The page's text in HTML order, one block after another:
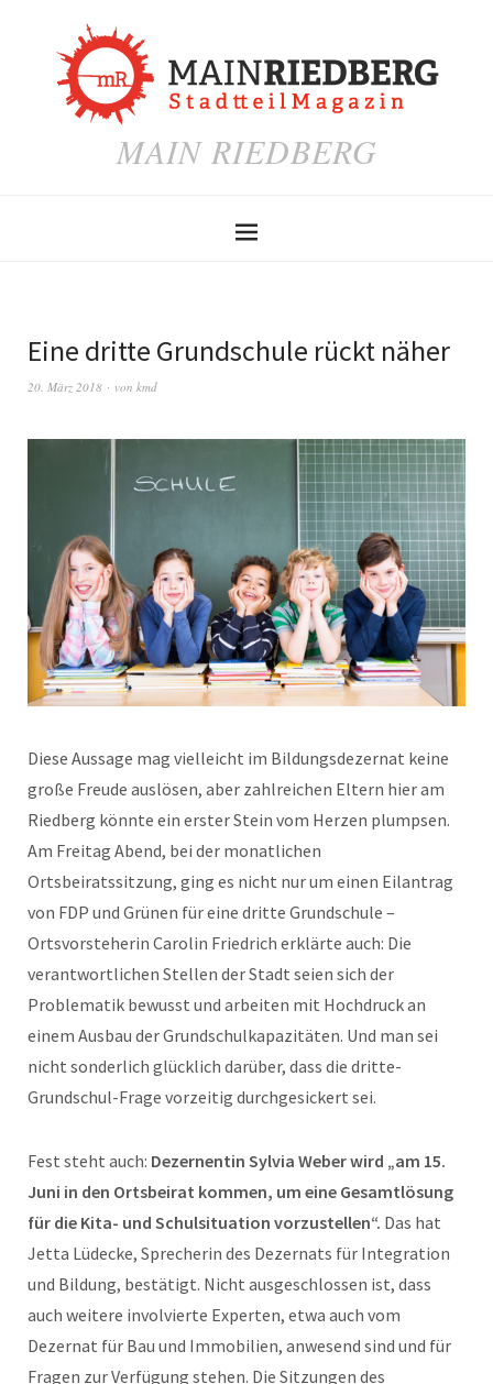
MAIN RIEDBERG
Eine dritte Grundschule rückt näher
20. März 2018 von kmd
Diese Aussage mag vielleicht im Bildungsdezernat keine
große Freude auslösen, aber zahlreichen Eltern hier am
Riedberg könnte ein erster Stein vom Herzen plumpsen.
Am Freitag Abend, bei der monatlichen
Ortsbeiratssitzung, ging es nicht nur um einen Eilantrag
von FDP und Grünen für eine dritte Grundschule –
Ortsvorsteherin Carolin Friedrich erklärte auch: Die
verantwortlichen Stellen der Stadt seien sich der
Problematik bewusst und arbeiten mit Hochdruck an
einem Ausbau der Grundschulkapazitäten. Und man sei
nicht sonderlich glücklich darüber, dass die dritte-
Grundschul-Frage vorzeitig durchgesickert sei.
Fest steht auch: Dezernentin Sylvia Weber wird „am 15.
Juni in den Ortsbeirat kommen, um eine Gesamtlösung
für die Kita- und Schulsituation vorzustellen“. Das hat
Jetta Lüdecke, Sprecherin des Dezernats für Integration
und Bildung, bestätigt. Nicht ausgeschlossen ist, dass
auch weitere involvierte Experten, etwa auch vom
Dezernat für Bau und Immobilien, anwesend sind und für
Fragen zur Verfügung stehen. Die Sitzungen des